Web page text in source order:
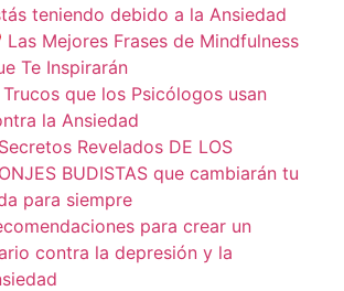
teniendo debido a la Ansiedad
Las Mejores Frases de Mindfulness
Te Inspirarán
Trucos que los Psicólogos usan
la Ansiedad
Revelados DE LOS
BUDISTAS que cambiarán tu
para siempre
para crear un
contra la depresión y la